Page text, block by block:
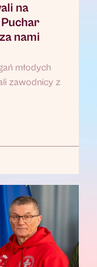
na
nami
młodych
zawodnicy z